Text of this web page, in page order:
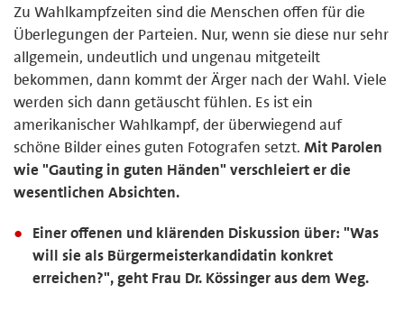
Zu Wahlkampfzeiten sind die Menschen offen für die
Überlegungen der Parteien. Nur, wenn sie diese nur sehr
allgemein, undeutlich und ungenau mitgeteilt
bekommen, dann kommt der Ärger nach der Wahl. Viele
werden sich dann getäuscht fühlen. Es ist ein
amerikanischer Wahlkampf, der überwiegend auf
schöne Bilder eines guten Fotografen setzt. Mit Parolen
wie "Gauting in guten Händen" verschleiert er die
wesentlichen Absichten.
Einer offenen und klärenden Diskussion über: "Was
will sie als Bürgermeisterkandidatin konkret
erreichen?", geht Frau Dr. Kössinger aus dem Weg.